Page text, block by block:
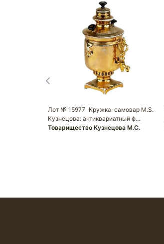
Лот № 15977 Кружка-самовар M.S.
Кузнецова: антиквариатный ф…
Товарищество Кузнецова М.С.